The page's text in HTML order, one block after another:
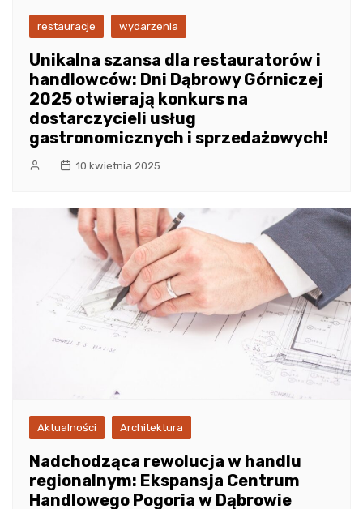
restauracje wydarzenia
Unikalna szansa dla restauratorów i
handlowców: Dni Dąbrowy Górniczej
2025 otwierają konkurs na
dostarczycieli usług
gastronomicznych i sprzedażowych!
10 kwietnia 2025
Aktualności Architektura
Nadchodząca rewolucja w handlu
regionalnym: Ekspansja Centrum
Handlowego Pogoria w Dąbrowie